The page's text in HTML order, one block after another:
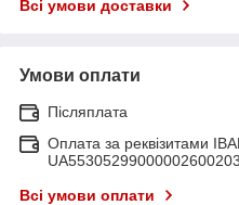
Всі умови доставки
Умови оплати
Післяплата
Оплата за реквізитами
Всі умови оплати